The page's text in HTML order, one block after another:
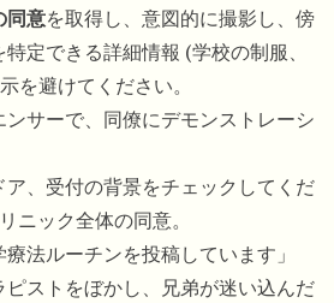
同意を取得し、意図的に撮影し、傍
定できる詳細情報 (学校の制服、
を避けてください。
ンサーで、同僚にデモンストレーシ
、受付の背景をチェックしてくだ
ニック全体の同意。
療法ルーチンを投稿しています」
ストをぼかし、兄弟が迷い込んだ